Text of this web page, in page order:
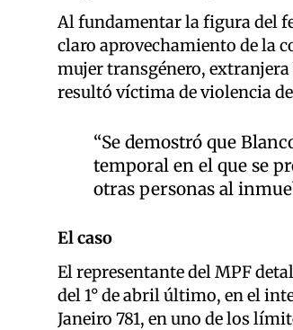
Al fundamentar la figura del
claro aprovechamiento de la
mujer transgénero, extranjera
resultó víctima de violencia de
“Se demostró que
temporal en el que se
otras personas al
El caso
El representante del MPF
del 1° de abril último, en el
Janeiro 781, en uno de los